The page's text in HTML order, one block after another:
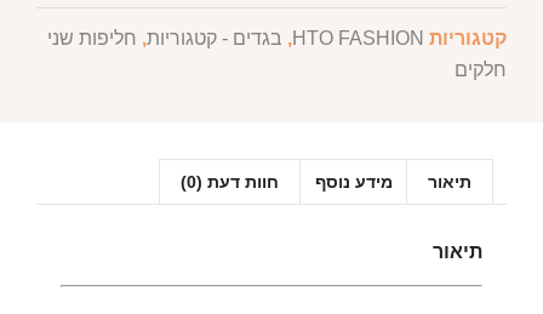
קטגוריות HTO FASHION
, בגדים - קטגוריות, חליפות שני
חלקים
תיאור מידע נוסף חוות דעת (0)
תיאור